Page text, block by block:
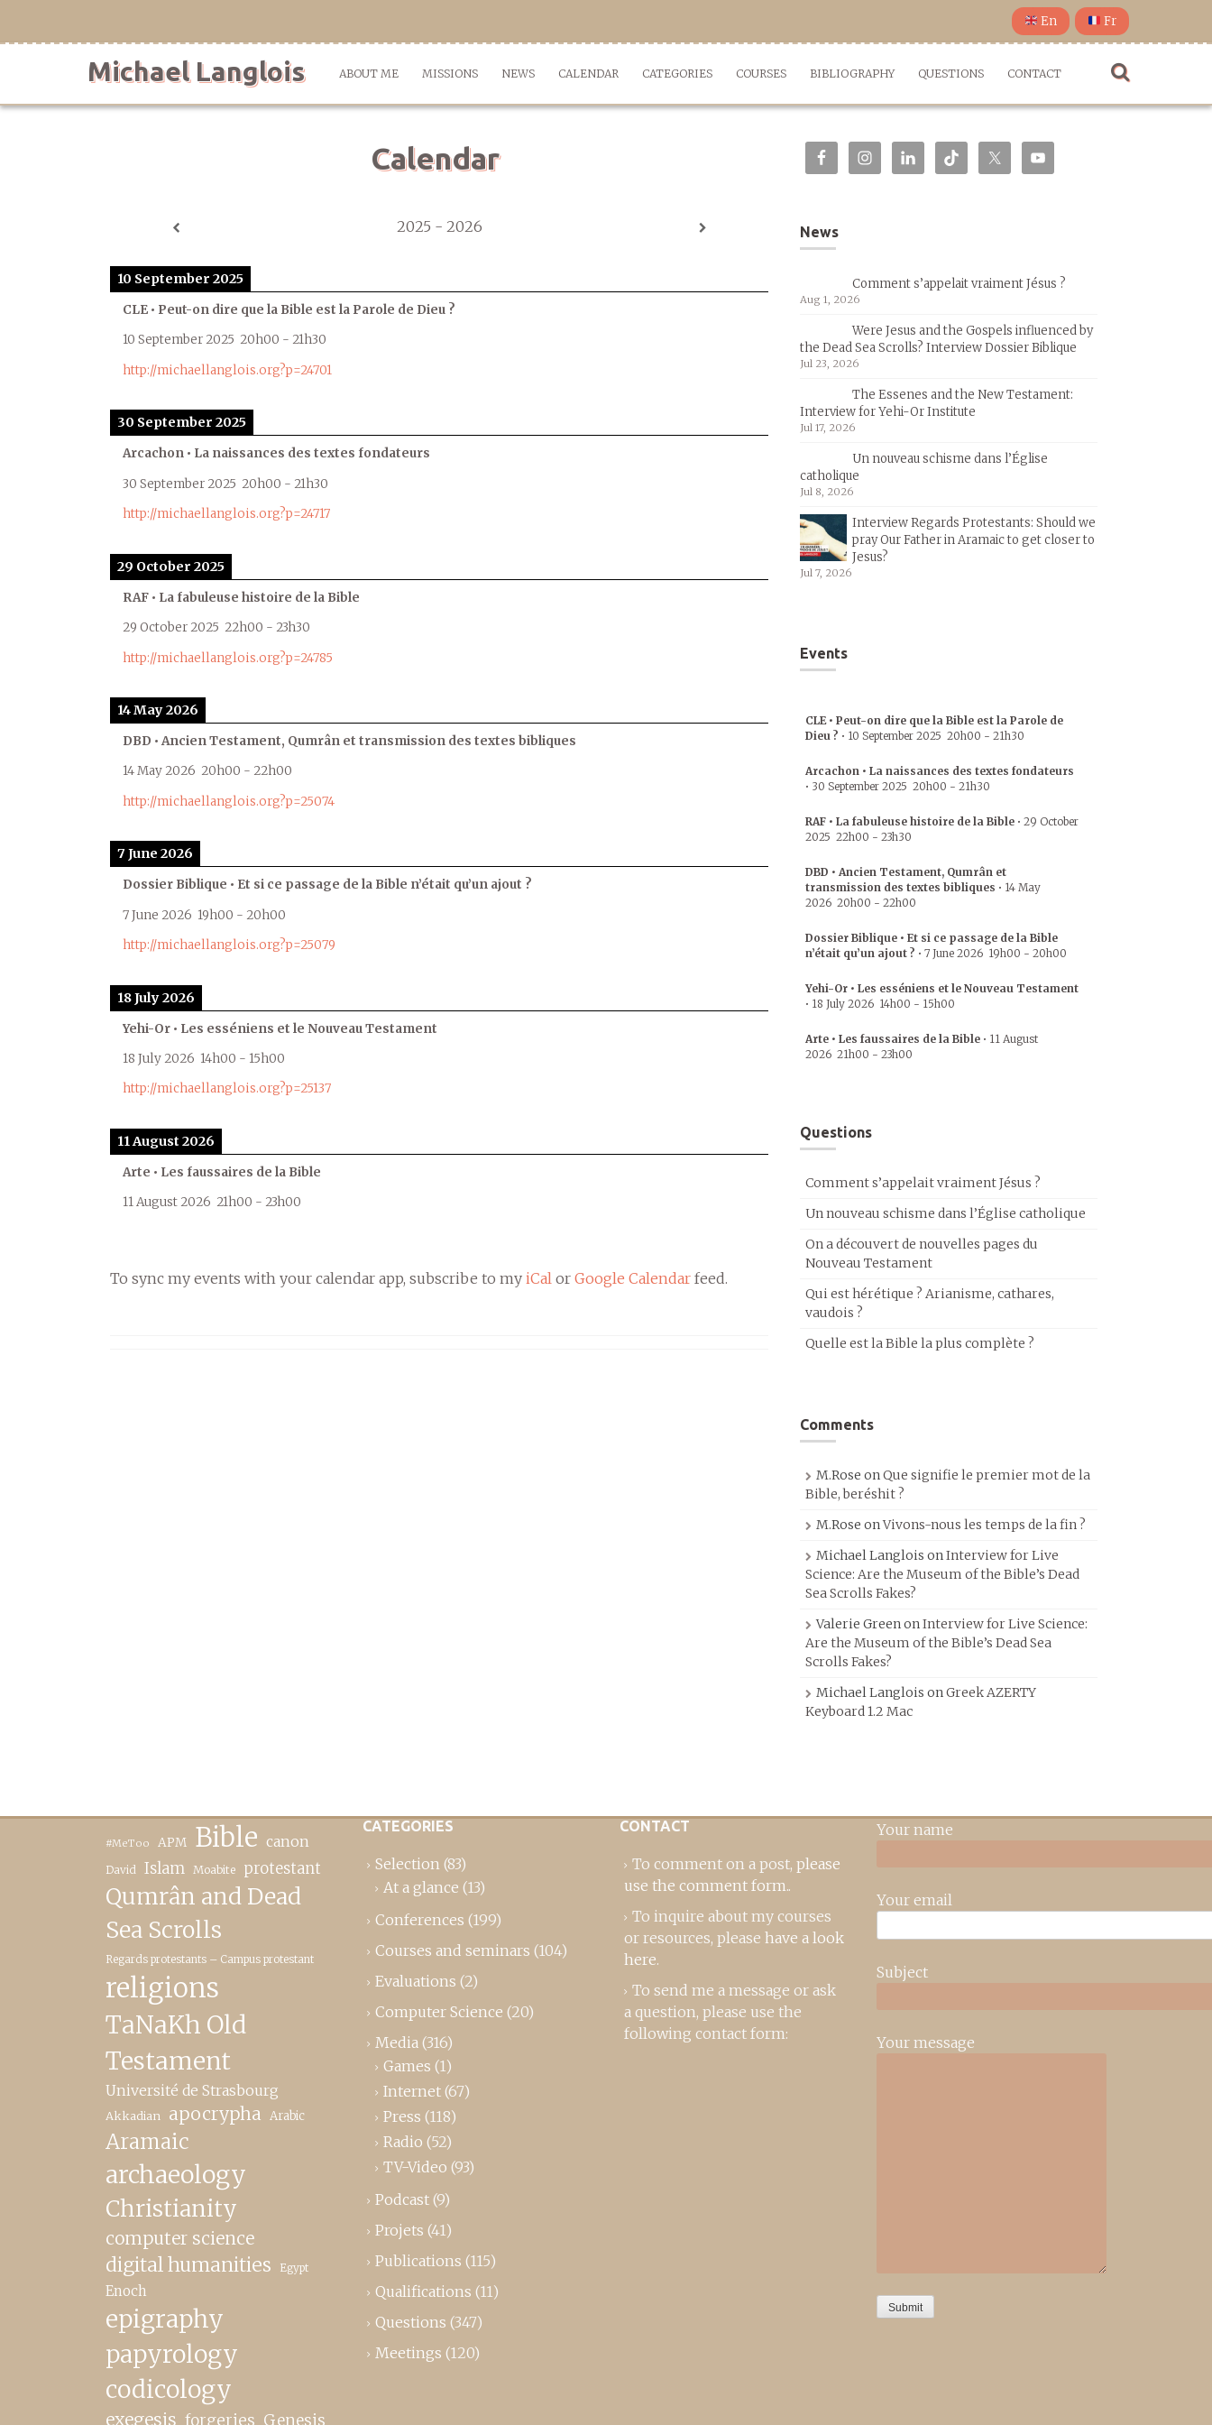
En Fr
Michael Langlois ABOUT ME MISSIONS NEWS CALENDAR CATEGORIES COURSES BIBLIOGRAPHY QUESTIONS CONTACT
Calendar
2025 - 2026
10 September 2025
CLE • Peut-on dire que la Bible est la Parole de Dieu ?
10 September 2025 20h00 - 21h30
http://michaellanglois.org?p=24701
30 September 2025
Arcachon • La naissances des textes fondateurs
30 September 2025 20h00 - 21h30
http://michaellanglois.org?p=24717
29 October 2025
RAF • La fabuleuse histoire de la Bible
29 October 2025 22h00 - 23h30
http://michaellanglois.org?p=24785
14 May 2026
DBD • Ancien Testament, Qumrân et transmission des textes bibliques
14 May 2026 20h00 - 22h00
http://michaellanglois.org?p=25074
7 June 2026
Dossier Biblique • Et si ce passage de la Bible n’était qu’un ajout ?
7 June 2026 19h00 - 20h00
http://michaellanglois.org?p=25079
18 July 2026
Yehi-Or • Les esséniens et le Nouveau Testament
18 July 2026 14h00 - 15h00
http://michaellanglois.org?p=25137
11 August 2026
Arte • Les faussaires de la Bible
11 August 2026 21h00 - 23h00
To sync my events with your calendar app, subscribe to my iCal or Google Calendar feed.
News
Comment s’appelait vraiment Jésus ?
Aug 1, 2026
Were Jesus and the Gospels influenced by
the Dead Sea Scrolls? Interview Dossier Biblique
Jul 23, 2026
The Essenes and the New Testament:
Interview for Yehi-Or Institute
Jul 17, 2026
Un nouveau schisme dans l’Église
catholique
Jul 8, 2026
Interview Regards Protestants: Should we
pray Our Father in Aramaic to get closer to
Jesus?
Jul 7, 2026
Events
CLE • Peut-on dire que la Bible est la Parole de
Dieu ? • 10 September 2025 20h00 - 21h30
Arcachon • La naissances des textes fondateurs
• 30 September 2025 20h00 - 21h30
RAF • La fabuleuse histoire de la Bible • 29 October
2025 22h00 - 23h30
DBD • Ancien Testament, Qumrân et
transmission des textes bibliques • 14 May
2026 20h00 - 22h00
Dossier Biblique • Et si ce passage de la Bible
n’était qu’un ajout ? • 7 June 2026 19h00 - 20h00
Yehi-Or • Les esséniens et le Nouveau Testament
• 18 July 2026 14h00 - 15h00
Arte • Les faussaires de la Bible • 11 August
2026 21h00 - 23h00
Questions
Comment s’appelait vraiment Jésus ?
Un nouveau schisme dans l’Église catholique
On a découvert de nouvelles pages du
Nouveau Testament
Qui est hérétique ? Arianisme, cathares,
vaudois ?
Quelle est la Bible la plus complète ?
Comments
M.Rose onQue signifie le premier mot de la
Bible, beréshit ?
M.Rose onVivons-nous les temps de la fin ?
Michael Langlois onInterview for Live
Science: Are the Museum of the Bible’s Dead
Sea Scrolls Fakes?
Valerie GreenonInterview for Live Science:
Are the Museum of the Bible’s Dead Sea
Scrolls Fakes?
Michael Langlois onGreek AZERTY
Keyboard 1.2 Mac
#MeToo APM Bible canon
David Islam Moabite protestant
Qumrân and Dead
Sea Scrolls
Regards protestants – Campus protestant
religions
TaNaKh Old
Testament
Université de Strasbourg
Akkadian apocrypha Arabic
Aramaic
archaeology
Christianity
computer science
digital humanities Egypt
Enoch
epigraphy
papyrology
codicology
exegesis forgeries Genesis
CATEGORIES
Selection (83)
At a glance (13)
Conferences (199)
Courses and seminars (104)
Evaluations (2)
Computer Science (20)
Media (316)
Games (1)
Internet (67)
Press (118)
Radio (52)
TV-Video (93)
Podcast (9)
Projets (41)
Publications (115)
Qualifications (11)
Questions (347)
Meetings (120)
CONTACT
To comment on a post, please
use the comment form..
To inquire about my courses
or resources, please have a look
here.
To send me a message or ask
a question, please use the
following contact form:
Your name
Your email
Subject
Your message